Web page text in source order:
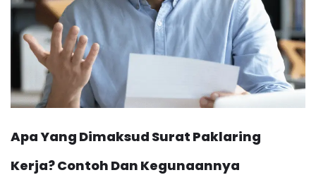
Apa Yang Dimaksud Surat Paklaring
Kerja? Contoh Dan Kegunaannya